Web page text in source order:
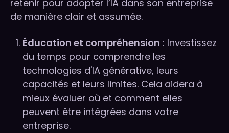
retenir pour adopter l’IA dans son entreprise
de manière clair et assumée.
Éducation et compréhension : Investissez
du temps pour comprendre les
technologies d'IA générative, leurs
capacités et leurs limites. Cela aidera à
mieux évaluer où et comment elles
peuvent être intégrées dans votre
entreprise.